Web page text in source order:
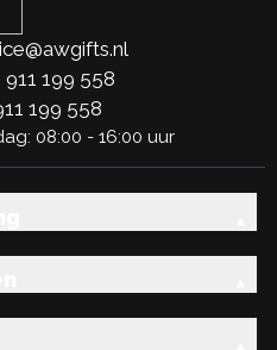
911 199 558
199 558
08:00 - 16:00 uur